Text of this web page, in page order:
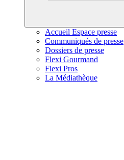
Accueil Espace presse
Communiqués de presse
Dossiers de presse
Flexi Gourmand
Flexi Pros
La Médiathèque